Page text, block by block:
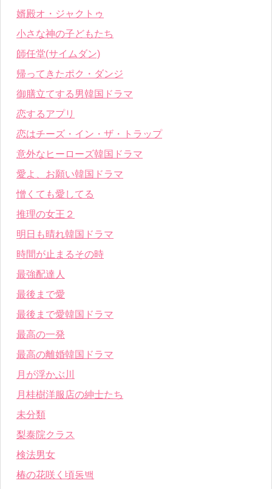
婿殿オ・ジャクトゥ
小さな神の子どもたち
師任堂(サイムダン)
帰ってきたポク・ダンジ
御膳立てする男韓国ドラマ
恋するアプリ
恋はチーズ・イン・ザ・トラップ
意外なヒーローズ韓国ドラマ
愛よ、お願い韓国ドラマ
憎くても愛してる
推理の女王２
明日も晴れ韓国ドラマ
時間が止まるその時
最強配達人
最後まで愛
最後まで愛韓国ドラマ
最高の一発
最高の離婚韓国ドラマ
月が浮かぶ川
月桂樹洋服店の紳士たち
未分類
梨泰院クラス
検法男女
椿の花咲く頃동백